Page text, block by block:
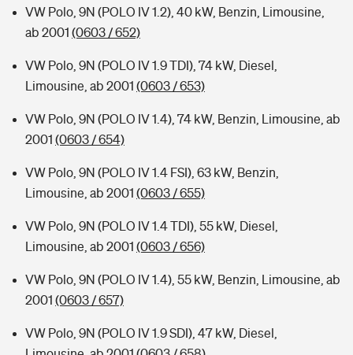
VW Polo, 9N (POLO IV 1.2), 40 kW, Benzin, Limousine,
ab 2001 (0603 / 652)
VW Polo, 9N (POLO IV 1.9 TDI), 74 kW, Diesel,
Limousine, ab 2001 (0603 / 653)
VW Polo, 9N (POLO IV 1.4), 74 kW, Benzin, Limousine, ab
2001 (0603 / 654)
VW Polo, 9N (POLO IV 1.4 FSI), 63 kW, Benzin,
Limousine, ab 2001 (0603 / 655)
VW Polo, 9N (POLO IV 1.4 TDI), 55 kW, Diesel,
Limousine, ab 2001 (0603 / 656)
VW Polo, 9N (POLO IV 1.4), 55 kW, Benzin, Limousine, ab
2001 (0603 / 657)
VW Polo, 9N (POLO IV 1.9 SDI), 47 kW, Diesel,